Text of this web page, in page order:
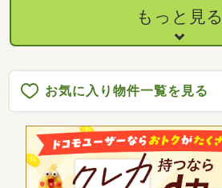
もっと見る
お気に入り物件一覧を見る